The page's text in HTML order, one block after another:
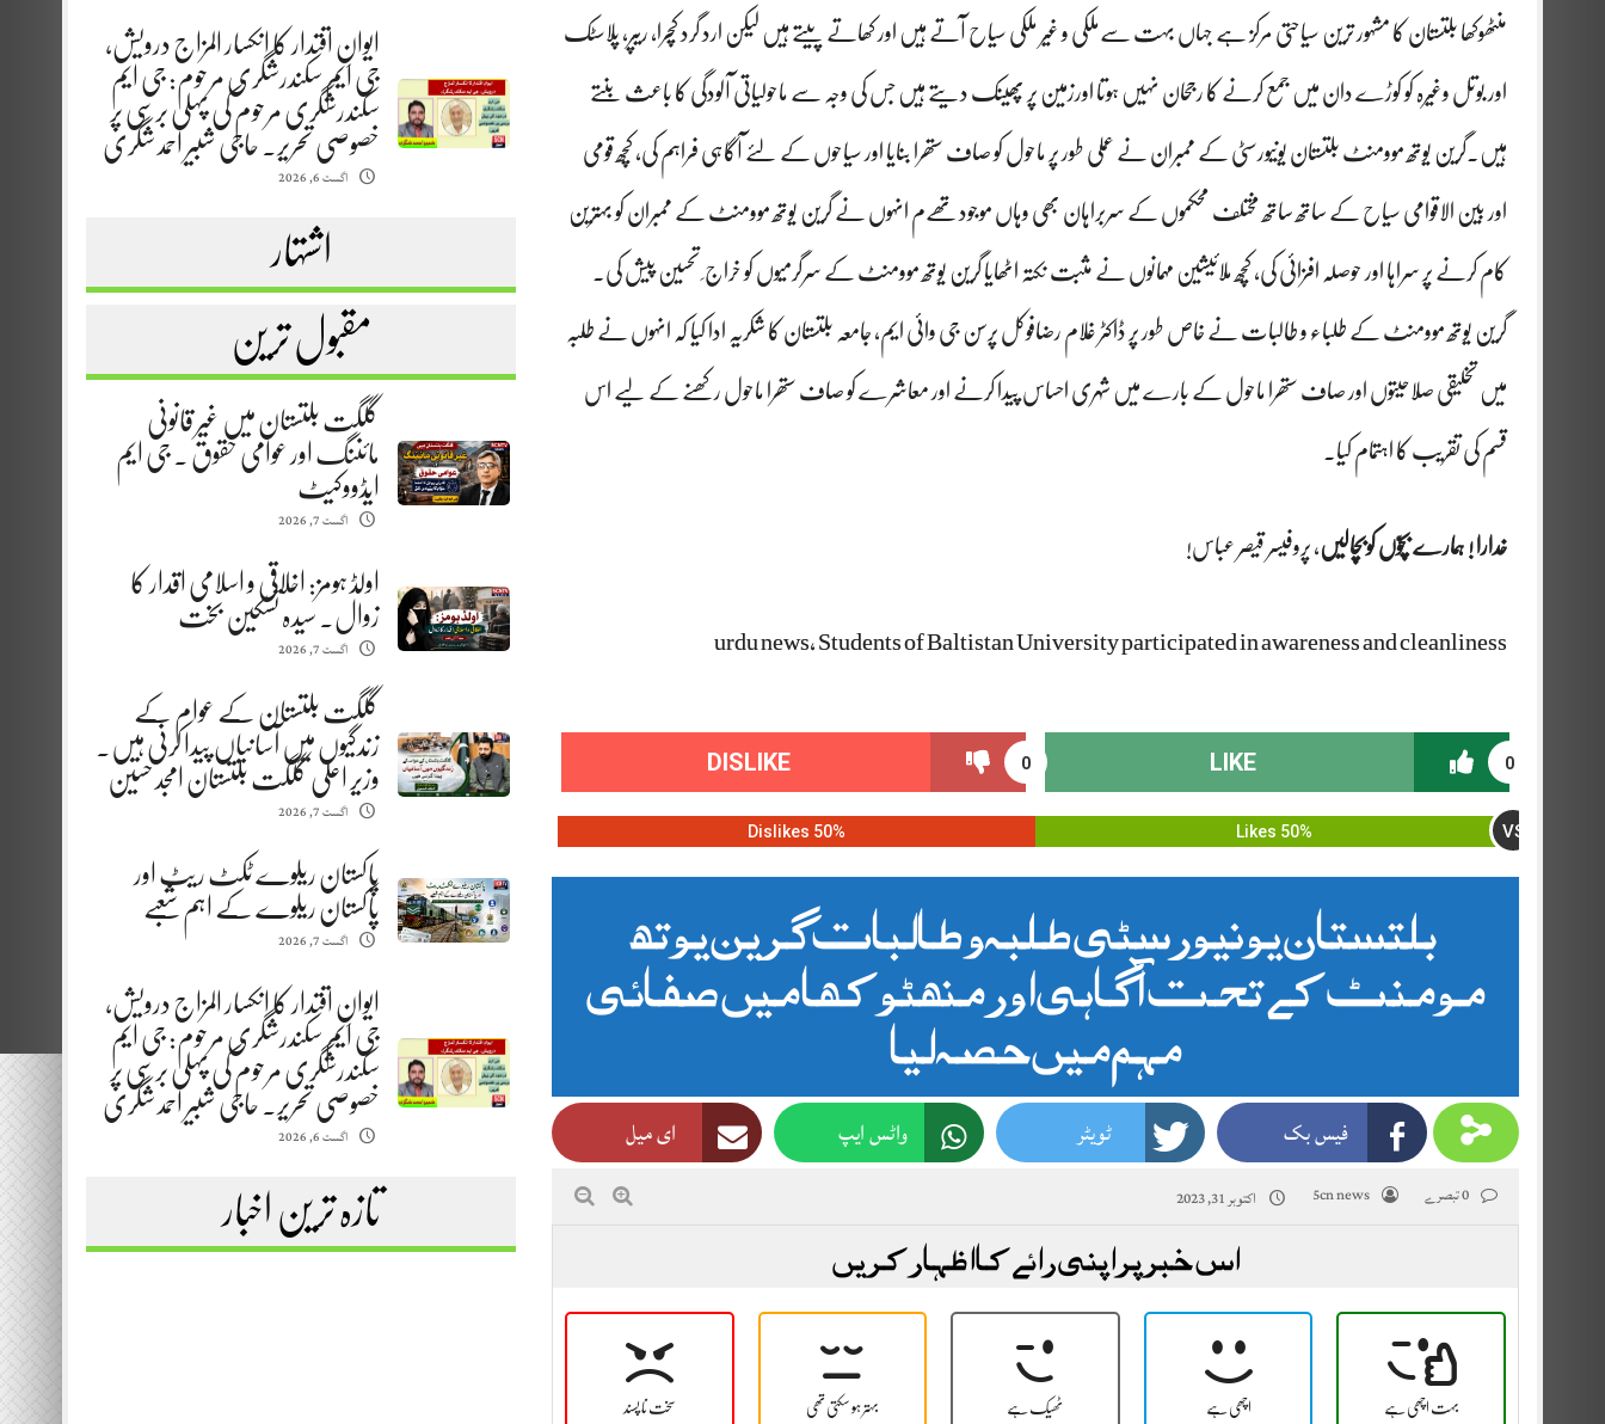
ایوانِ اقتدار کا انکسار المزاج درویش،
جی ایم سکندرشگری مرحوم: جی ایم
سکندرشگری مرحوم کی پہلی برسی پر
خصوصی تحریر. حاجی شبیر احمد شگری
اگست 6, 2026
اشتہار
مقبول ترین
گلگت بلتستان میں غیر قانونی
مائننگ اور عوامی حقوق . جی ایم
ایڈووکیٹ
اگست 7, 2026
اولڈ ہومز: اخلاقی و اسلامی اقدار کا
زوال. سیدہ تسکین بخت
اگست 7, 2026
گلگت بلتستان کے عوام کے
زندگیوں میں آسانیاں پیدا کرنی ہیں.
وزیر اعلیٰ گلگت بلتستان امجد حسین
اگست 7, 2026
پاکستان ریلوے ٹکٹ ریٹ اور
پاکستان ریلوے کے اہم شعبے
اگست 7, 2026
ایوانِ اقتدار کا انکسار المزاج درویش،
جی ایم سکندرشگری مرحوم: جی ایم
سکندرشگری مرحوم کی پہلی برسی پر
خصوصی تحریر. حاجی شبیر احمد شگری
اگست 6, 2026
تازہ ترین اخبار
منٹھوکھا بلتستان کا مشہور ترین سیاحتی مرکز ہے جہاں بہت سےملکی و غیر ملکی سیاح آتے ہیں اور کھاتے پیتے ہیں لیکن ارد گرد کچرا، ریپر، پلاسٹک
اور بوتل وغیرہ کو کوڑے دان میں جمع کرنے کا رجحان نہیں ہوتا اورزمین پر پھینک دیتے ہیں جس کی وجہ سے ماحولیاتی آلودگی کا باعث بنتے
ہیں۔گرین یوتھ موومنٹ بلتستان یونیورسٹی کے ممبران نے عملی طور پر ماحول کو صاف ستھرا بنایا اور سیاحوں کے لئے آگاہی فراہم کی، کچھ قومی
اور بین الاقوامی سیاح کے ساتھ ساتھ مختلف محکموں کے سربراہان بھی وہاں موجودتھےم انہوں نے گرین یوتھ موومنٹ کے ممبران کو بہترین
کام کرنے پر سراہا اور حوصلہ افزائی کی، کچھ ملائیشین مہمانوں نے مثبت نکتہ اٹھایا گرین یوتھ موومنٹ کے سرگرمیوں کو خراج ِ تحسین پیش کی۔
گرین یوتھ موومنٹ کے طلباء و طالبات نے خاص طور پر ڈاکٹر غلام رضافوکل پرسن جی وائی ایم، جامعہ بلتستان کا شکریہ ادا کیا کہ انہوں نے طلبہ
میں تخلیقی صلاحیتوں اور صاف ستھرا ماحول کے بارے میں شہری احساس پیدا کرنے اور معاشرے کو صاف ستھرا ماحول رکھنے کے لیے اس
قسم کی تقریب کا اہتمام کیا۔
خدارا ! ہمارے بچوّں کوبچالیں، پروفیسر قیصر عباس!
urdu news, Students of Baltistan University participated in awareness and cleanliness
0
LIKE
0
DISLIKE
50% Likes VS
50% Dislikes
بلتستان یونیورسٹی طلبہ و طالبات گرین یوتھ
مومنٹ کے تحت آگاہی اور منھٹوکھا میں صفائی
مہم میں‌حصہ لیا
فیس بک ٹویٹر واٹس ایپ ای میل
5cn news اکتوبر 31, 2023
اس خبر پر اپنی رائے کا اظہار کریں
سخت نا پسند بہتر ہو سکتی تھی ٹھیک ہے اچھی ہے بہت اچھی ہے